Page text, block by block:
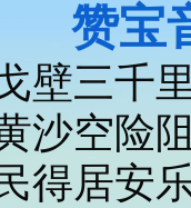
赞宝
壁三千
沙空险
得居安